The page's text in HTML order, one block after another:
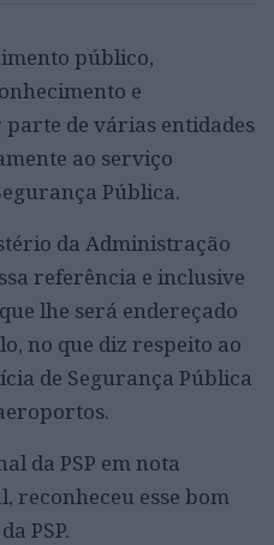
público,
e
de várias entidades
ao serviço
Pública.
da Administração
referência e inclusive
lhe será endereçado
no que diz respeito ao
de Segurança Pública
da PSP em nota
reconheceu esse bom
PSP.